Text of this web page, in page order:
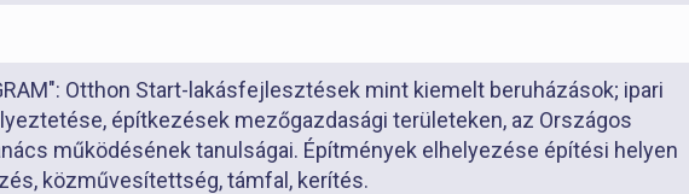
Otthon Start-lakásfejlesztések mint kiemelt beruházások; ipari
építkezések mezőgazdasági területeken, az Országos
működésének tanulságai. Építmények elhelyezése építési helyen
közművesítettség, támfal, kerítés.